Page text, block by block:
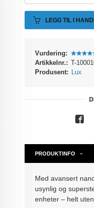
LEGG TIL I
Vurdering:
Artikkelnr.: T-
Produsent: Lux
PRODUKTINFO
Med avansert
usynlig og
enheter – helt